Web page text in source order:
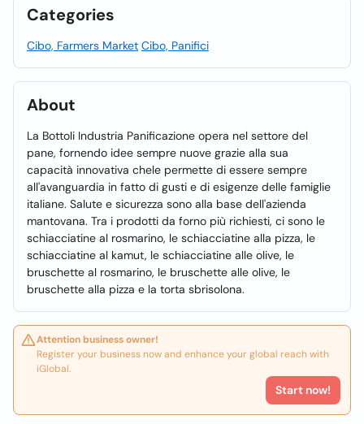
Categories
Cibo, Farmers Market Cibo, Panifici
About
La Bottoli Industria Panificazione opera nel settore del
pane, fornendo idee sempre nuove grazie alla sua
capacità innovativa chele permette di essere sempre
all'avanguardia in fatto di gusti e di esigenze delle famiglie
italiane. Salute e sicurezza sono alla base dell'azienda
mantovana. Tra i prodotti da forno più richiesti, ci sono le
schiacciatine al rosmarino, le schiacciatine alla pizza, le
schiacciatine al kamut, le schiacciatine alle olive, le
bruschette al rosmarino, le bruschette alle olive, le
bruschette alla pizza e la torta sbrisolona.
Attention business owner!
Register your business now and enhance your global reach with
iGlobal.
Start now!